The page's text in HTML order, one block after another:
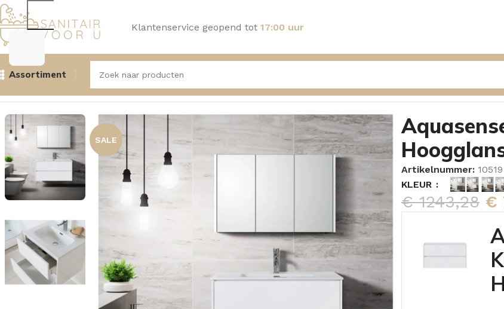
Klantenservice geopend tot 17:00 uur
Assortiment
Badmeubelen Badmeubelsets Aquasense Badmeubelset Akelei 90cm Hoogglans Wit
SALE
Artikelnummer: 10519
KLEUR
€1243,28 €